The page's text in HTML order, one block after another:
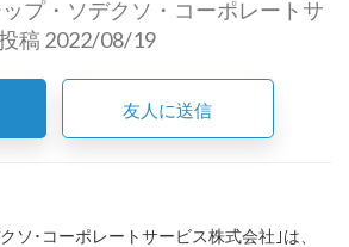
プ・ソデクソ・コーポレートサ
稿 2022/08/19
友人に送信
ソ･コーポレートサービス株式会社｣は、